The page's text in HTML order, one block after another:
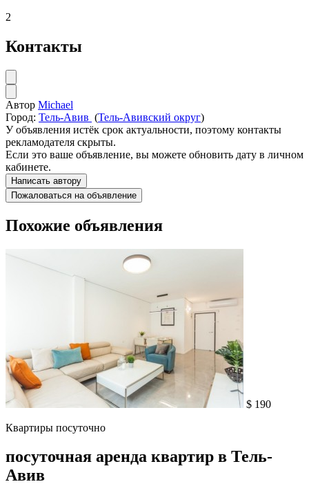
2
Контакты
Автор Michael
Город: Тель-Авив (Тель-Авивский округ)
У объявления истёк срок актуальности, поэтому контакты
рекламодателя скрыты.
Если это ваше объявление, вы можете обновить дату в личном
кабинете.
Написать автору
Пожаловаться на объявление
Похожие объявления
$ 190
Квартиры посуточно
посуточная аренда квартир в Тель-
Авив